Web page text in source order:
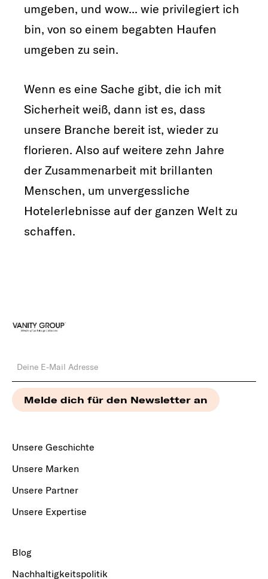
umgeben, und wow... wie privilegiert ich
bin, von so einem begabten Haufen
umgeben zu sein.
Wenn es eine Sache gibt, die ich mit
Sicherheit weiß, dann ist es, dass
unsere Branche bereit ist, wieder zu
florieren. Also auf weitere zehn Jahre
der Zusammenarbeit mit brillanten
Menschen, um unvergessliche
Hotelerlebnisse auf der ganzen Welt zu
schaffen.
Unsere Geschichte
Unsere Marken
Unsere Partner
Unsere Expertise
Blog
Nachhaltigkeitspolitik